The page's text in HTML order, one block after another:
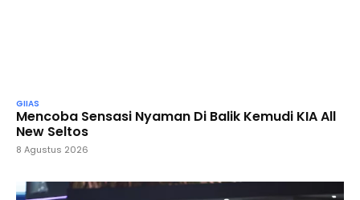
GIIAS
Mencoba Sensasi Nyaman Di Balik Kemudi KIA All
New Seltos
8 Agustus 2026